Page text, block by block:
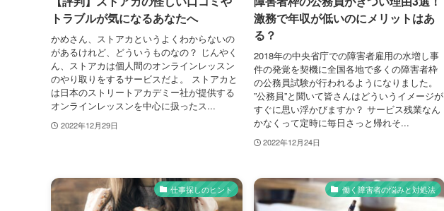
トラブルが気になるあなたへ
かめさん、ストアカというよくわからないの
があるけれど、どういうものなの？ じんやく
ん、ストアカは個人間のオンラインレッスン
のやり取りをするサービスだよ。 ストアカと
は日本のストリートアカデミー社が提供する
オンラインレッスンを中心に扱ったス...
2022年12月29日
激務で年収が低いのにメリットはあ
る？
2018年の中央省庁での障害者雇用の水増し事
件の発覚を契機に全国各地で多くの障害者枠
の公務員試験が行われるようになりました。
”公務員”と聞いて皆さんはどういうイメージが
すぐに思い浮かびますか？ サービス残業なん
かなくって定時に毎日さっと帰れそ...
2022年12月24日
仕事探しのヒント 働く障害者の悩みと対処法